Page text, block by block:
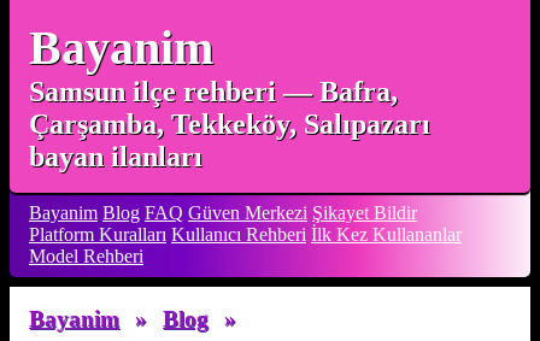
Bayanim
Samsun ilçe rehberi — Bafra,
Çarşamba, Tekkeköy, Salıpazarı
bayan ilanları
Bayanim Blog FAQ Güven Merkezi Şikayet Bildir
Platform Kuralları Kullanıcı Rehberi İlk Kez Kullananlar
Model Rehberi
Bayanim » Blog »